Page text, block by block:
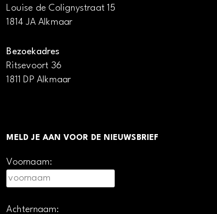
Louise de Colignystraat 15
1814 JA Alkmaar
Bezoekadres
Ritsevoort 36
1811 DP Alkmaar
MELD JE AAN VOOR DE NIEUWSBRIEF
Voornaam:
Achternaam: